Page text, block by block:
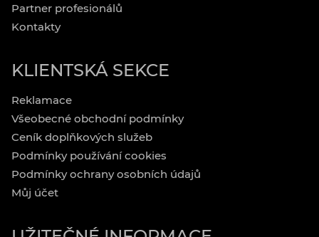
Partner profesionálů
Kontakty
KLIENTSKÁ SEKCE
Reklamace
Všeobecné obchodní podmínky
Ceník doplňkových služeb
Podmínky používání cookies
Podmínky ochrany osobních údajů
Můj účet